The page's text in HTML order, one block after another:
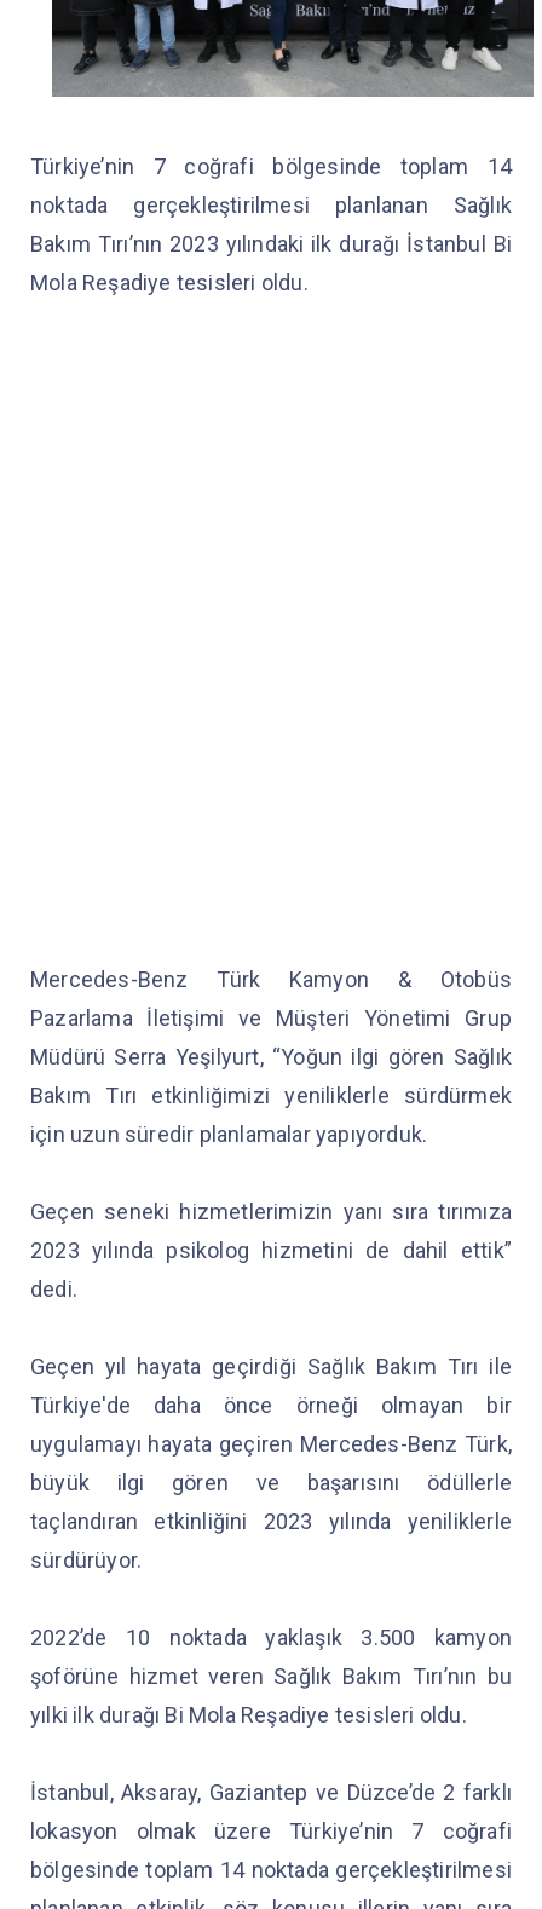
Türkiye’nin 7 coğrafi bölgesinde toplam 14
noktada gerçekleştirilmesi planlanan Sağlık
Bakım Tırı’nın 2023 yılındaki ilk durağı İstanbul Bi
Mola Reşadiye tesisleri oldu.
Mercedes-Benz Türk Kamyon & Otobüs
Pazarlama İletişimi ve Müşteri Yönetimi Grup
Müdürü Serra Yeşilyurt, “Yoğun ilgi gören Sağlık
Bakım Tırı etkinliğimizi yeniliklerle sürdürmek
için uzun süredir planlamalar yapıyorduk.
Geçen seneki hizmetlerimizin yanı sıra tırımıza
2023 yılında psikolog hizmetini de dahil ettik”
dedi.
Geçen yıl hayata geçirdiği Sağlık Bakım Tırı ile
Türkiye'de daha önce örneği olmayan bir
uygulamayı hayata geçiren Mercedes-Benz Türk,
büyük ilgi gören ve başarısını ödüllerle
taçlandıran etkinliğini 2023 yılında yeniliklerle
sürdürüyor.
2022’de 10 noktada yaklaşık 3.500 kamyon
şoförüne hizmet veren Sağlık Bakım Tırı’nın bu
yılki ilk durağı Bi Mola Reşadiye tesisleri oldu.
İstanbul, Aksaray, Gaziantep ve Düzce’de 2 farklı
lokasyon olmak üzere Türkiye’nin 7 coğrafi
bölgesinde toplam 14 noktada gerçekleştirilmesi